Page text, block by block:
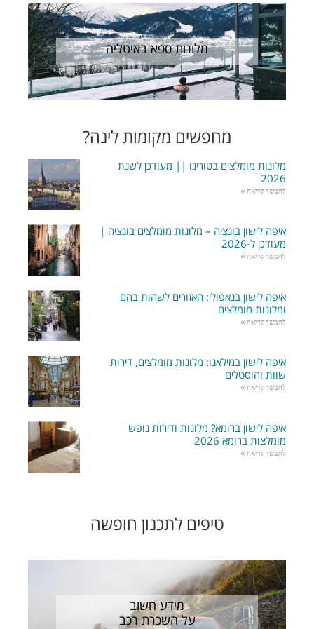
מלונות ספא באיטליה
מחפשים מקומות לינה?
מלונות מומלצים בטורינו || מעודכן לשנת
2026
להמשך קריאה »
איפה לישון בונציה – מלונות מומלצים בונציה |
מעודכן ל-2026
להמשך קריאה »
איפה לישון בנאפולי: האזורים לשהות בהם
ומלונות מומלצים
להמשך קריאה »
איפה לישון במילאנו: מלונות מומלצים, דירות
שוות והוסטלים
להמשך קריאה »
איפה לישון ברומא? מלונות ודירות נופש
מומלצות ברומא 2026
להמשך קריאה »
טיפים לתכנון חופשה
מידע חשוב
על השכרת רכב